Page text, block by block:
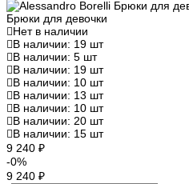
Брюки для девочки
Нет в наличии
В наличии: 19 шт
В наличии: 5 шт
В наличии: 19 шт
В наличии: 10 шт
В наличии: 13 шт
В наличии: 10 шт
В наличии: 20 шт
В наличии: 15 шт
9 240 ₽
-0%
9 240 ₽